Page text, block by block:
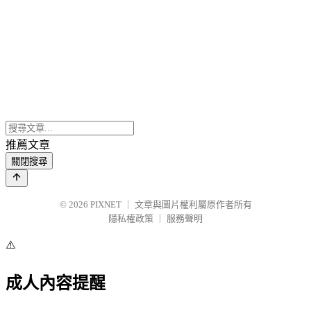
推薦文章
關閉搜尋
© 2026 PIXNET
文章與圖片權利屬原作者所有
隱私權政策
服務聲明
⚠️
成人內容提醒